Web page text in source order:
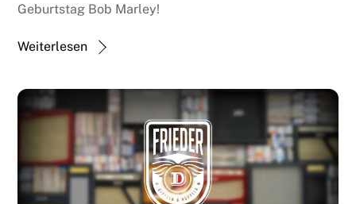
Geburtstag Bob Marley!
Weiterlesen